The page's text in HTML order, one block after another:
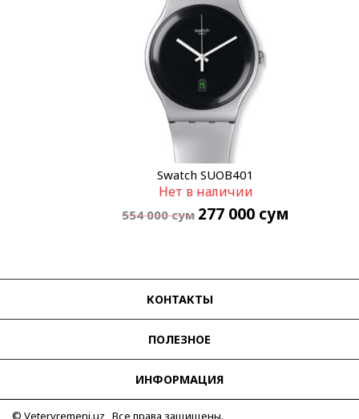
Swatch SUOB401
Нет в наличии
554 000сум 277 000 сум
КОНТАКТЫ
ПОЛЕЗНОЕ
ИНФОРМАЦИЯ
© Vetervremeni.uz Все права защищены.